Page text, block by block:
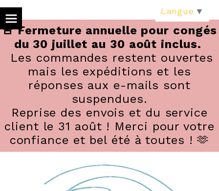
🚨 Fermeture annuelle pour congés
du 30 juillet au 30 août inclus.
Les commandes restent ouvertes
mais les expéditions et les
réponses aux e-mails sont
suspendues.
Reprise des envois et du service
client le 31 août ! Merci pour votre
confiance et bel été à toutes ! 🫶
Langue ▼